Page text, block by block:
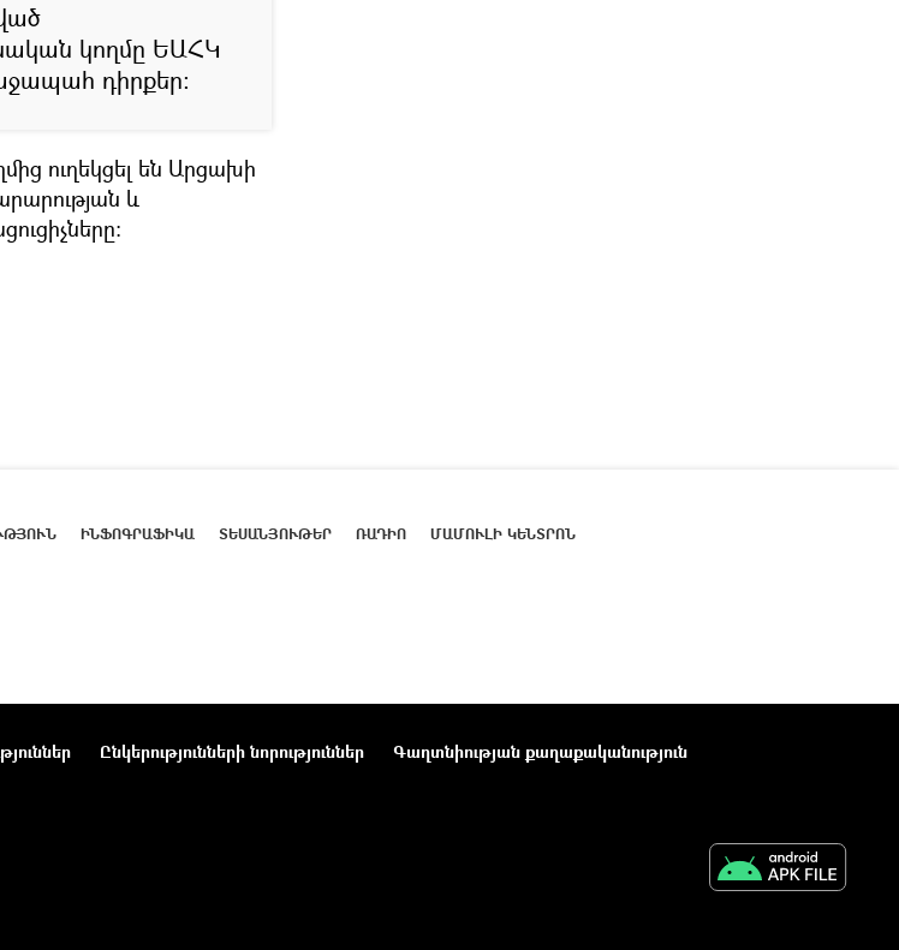
կողմը ԵԱՀԿ
դիրքեր:
ուղեկցել են Արցախի
և
ԻՆՖՈԳՐԱՖԻԿԱ ՏԵՍԱՆՅՈՒԹԵՐ ՌԱԴԻՈ ՄԱՄՈՒԼԻ ԿԵՆՏՐՈՆ
Ընկերությունների նորություններ
Գաղտնիության քաղաքականություն